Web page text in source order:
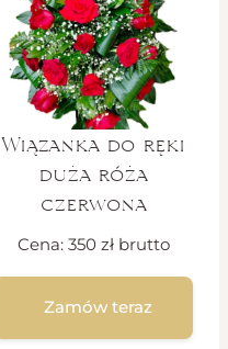
Wiązanka do ręki
duża róża
czerwona
Cena: 350 zł brutto
Zamów teraz